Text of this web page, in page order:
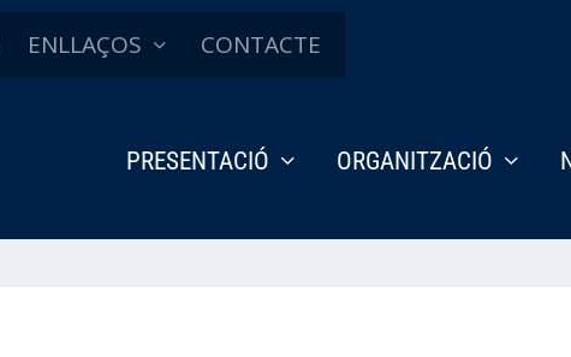
ENLLAÇOS CONTACTE
PRESENTACIÓ ORGANITZACIÓ